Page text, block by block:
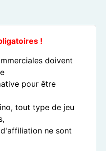
!
doivent
pour être
tout type de jeu
ne sont